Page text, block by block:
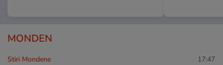
MONDEN
Stiri Mondene 17:47